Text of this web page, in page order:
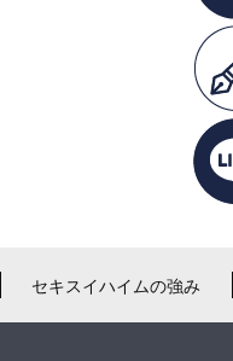
セキスイハイムの強み